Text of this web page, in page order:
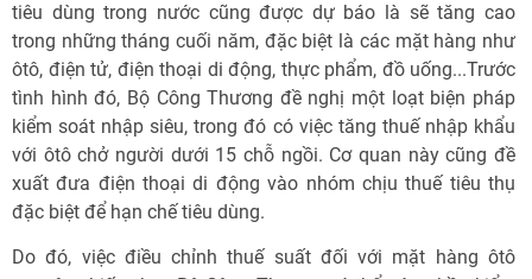
tiêu dùng trong nước cũng được dự báo là sẽ tăng cao
trong những tháng cuối năm, đặc biệt là các mặt hàng như
ôtô, điện tử, điện thoại di động, thực phẩm, đồ uống...Trước
tình hình đó, Bộ Công Thương đề nghị một loạt biện pháp
kiểm soát nhập siêu, trong đó có việc tăng thuế nhập khẩu
với ôtô chở người dưới 15 chỗ ngồi. Cơ quan này cũng đề
xuất đưa điện thoại di động vào nhóm chịu thuế tiêu thụ
đặc biệt để hạn chế tiêu dùng.
Do đó, việc điều chỉnh thuế suất đối với mặt hàng ôtô